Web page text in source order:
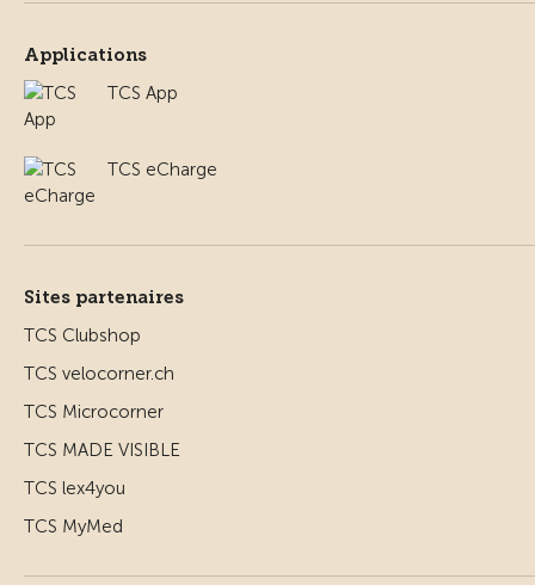
Applications
TCS App
TCS eCharge
Sites partenaires
TCS Clubshop
TCS velocorner.ch
TCS Microcorner
TCS MADE VISIBLE
TCS lex4you
TCS MyMed